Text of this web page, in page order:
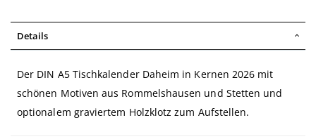
Details
Der DIN A5 Tischkalender Daheim in Kernen 2026 mit
schönen Motiven aus Rommelshausen und Stetten und
optionalem graviertem Holzklotz zum Aufstellen.